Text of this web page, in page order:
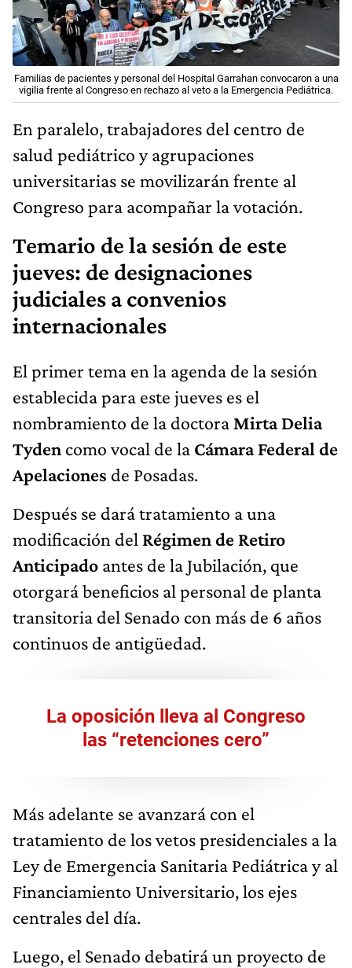
Familias de pacientes y personal del Hospital Garrahan convocaron a una
vigilia frente al Congreso en rechazo al veto a la Emergencia Pediátrica.
En paralelo, trabajadores del centro de
salud pediátrico y agrupaciones
universitarias se movilizarán frente al
Congreso para acompañar la votación.
Temario de la sesión de este
jueves: de designaciones
judiciales a convenios
internacionales
El primer tema en la agenda de la sesión
establecida para este jueves es el
nombramiento de la doctora Mirta Delia
Tyden como vocal de la Cámara Federal de
Apelaciones de Posadas.
Después se dará tratamiento a una
modificación del Régimen de Retiro
Anticipado antes de la Jubilación, que
otorgará beneficios al personal de planta
transitoria del Senado con más de 6 años
continuos de antigüedad.
La oposición lleva al Congreso
las “retenciones cero”
Más adelante se avanzará con el
tratamiento de los vetos presidenciales a la
Ley de Emergencia Sanitaria Pediátrica y al
Financiamiento Universitario, los ejes
centrales del día.
Luego, el Senado debatirá un proyecto de